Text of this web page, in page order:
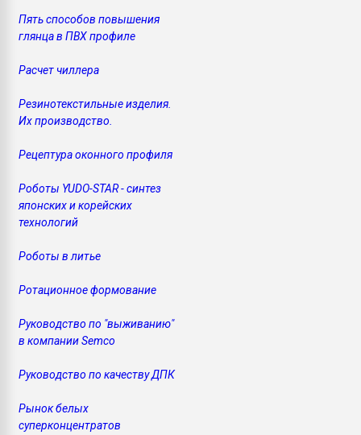
Пять способов повышения
глянца в ПВХ профиле
Расчет чиллера
Резинотекстильные изделия.
Их производство.
Рецептура оконного профиля
Роботы YUDO-STAR - синтез
японских и корейских
технологий
Роботы в литье
Ротационное формование
Руководство по "выживанию"
в компании Semco
Руководство по качеству ДПК
Рынок белых
суперконцентратов